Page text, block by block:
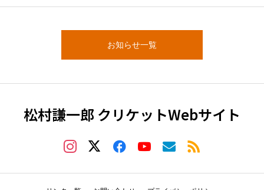
お知らせ一覧
松村謙一郎 クリケットWebサイト